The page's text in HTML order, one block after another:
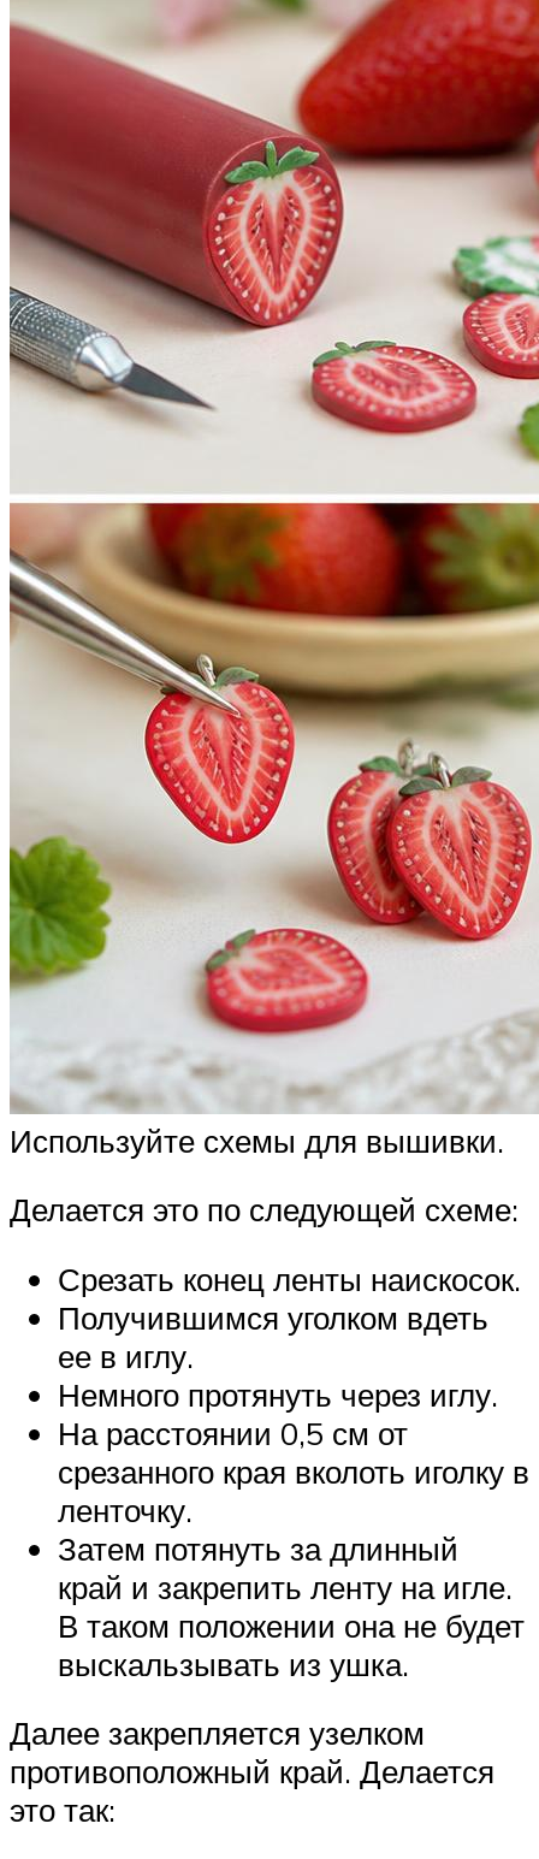
Используйте схемы для вышивки.
Делается это по следующей схеме:
Срезать конец ленты наискосок.
Получившимся уголком вдеть
ее в иглу.
Немного протянуть через иглу.
На расстоянии 0,5 см от
срезанного края вколоть иголку в
ленточку.
Затем потянуть за длинный
край и закрепить ленту на игле.
В таком положении она не будет
выскальзывать из ушка.
Далее закрепляется узелком
противоположный край. Делается
это так: